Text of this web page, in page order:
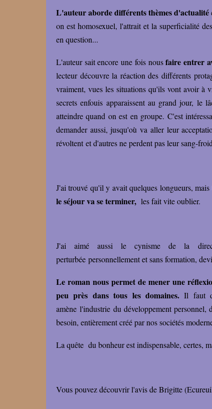
L'auteur aborde différents thèmes d'actualité
on est homosexuel, l'attrait et la superficialité
en question...
L'auteur sait encore une fois nousfaire entrer
lecteur découvre la réaction des différents
vraiment, vues les situations qu'ils vont avoir à
secrets enfouis apparaissent au grand jour, le
atteindre quand on est en groupe. C'est
demander aussi, jusqu'où va aller leur
révoltent et d'autres ne perdent pas leur sang-
J'ai trouvé qu'il y avait quelques longueurs, mais
le séjour va se terminer, les fait vite oublier.
J'ai aimé aussi le cynisme de la
perturbée personnellement et sans formation,
Le roman nous permet de mener une
peu près dans tous les domaines.Il faut
amène l'industrie du développement personnel,
besoin, entièrement créé par nos sociétés
La quête du bonheur est indispensable, certes,
Vous pouvez découvrir l'avis deBrigitte